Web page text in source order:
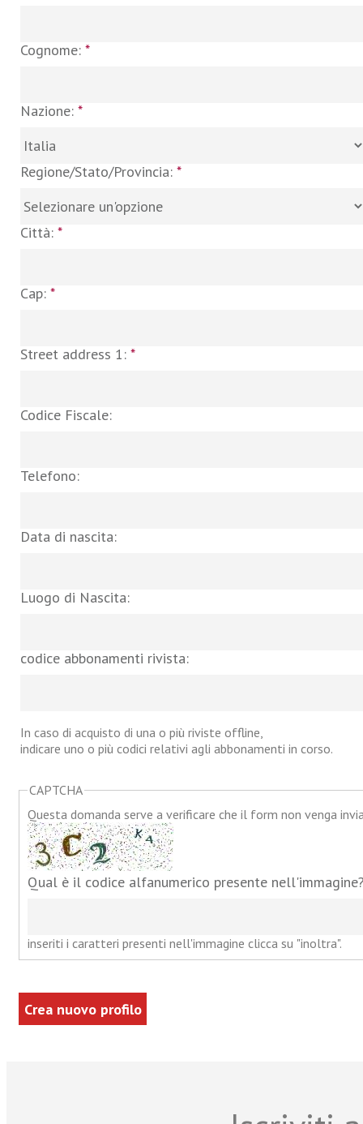
Cognome: *
Nazione: *
Regione/Stato/Provincia: *
Città: *
Cap: *
Street address 1: *
Codice Fiscale:
Telefono:
Data di nascita:
Luogo di Nascita:
codice abbonamenti rivista:
In caso di acquisto di una o più riviste offline,
indicare uno o più codici relativi agli abbonamenti in corso.
CAPTCHA
Questa domanda serve a verificare che il form non venga
Qual è il codice alfanumerico presente
inseriti i caratteri presenti nell'immagine clicca su "inoltra".